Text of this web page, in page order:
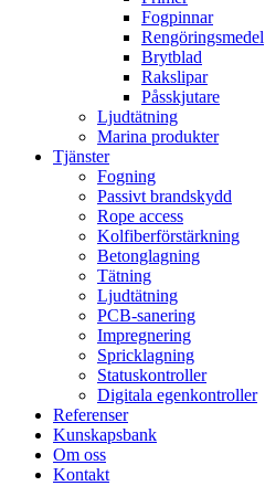
Fogpinnar
Rengöringsmedel
Brytblad
Rakslipar
Påsskjutare
Ljudtätning
Marina produkter
Tjänster
Fogning
Passivt brandskydd
Rope access
Kolfiberförstärkning
Betonglagning
Tätning
Ljudtätning
PCB-sanering
Impregnering
Spricklagning
Statuskontroller
Digitala egenkontroller
Referenser
Kunskapsbank
Om oss
Kontakt